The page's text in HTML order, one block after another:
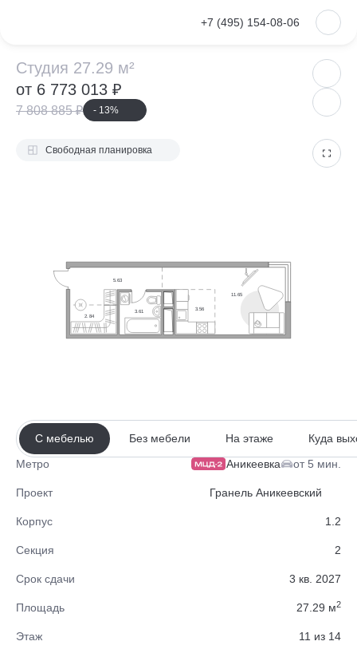
+7 (495) 154-08-06
Студия 27.29 м²
Студия 27.29 м²
от 6 773 013 ₽
7 808 885 ₽ - 13%
VKontakte
Метро Аникеевка от 5 мин.
Проект Гранель Аникеевский
Корпус 1.2
Секция 2
Срок сдачи 3 кв. 2027
Площадь 27.29 м2
Этаж 11 из 14
2.84
5.63
3.61 3.56
11.65
Свободная планировка
С мебелью Без мебели На этаже Куда